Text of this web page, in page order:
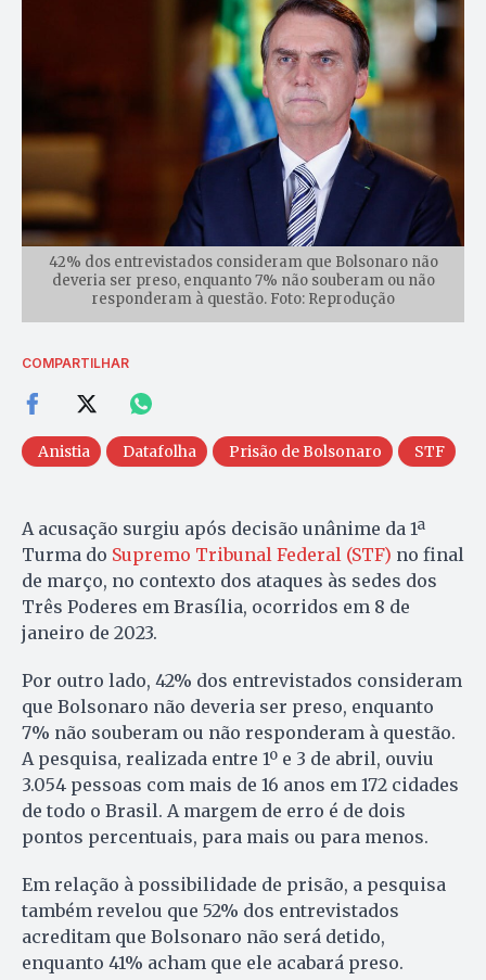
42% dos entrevistados consideram que Bolsonaro não
deveria ser preso, enquanto 7% não souberam ou não
responderam à questão. Foto: Reprodução
COMPARTILHAR
Anistia Datafolha Prisão de Bolsonaro STF
A acusação surgiu após decisão unânime da 1ª
Turma do Supremo Tribunal Federal (STF) no final
de março, no contexto dos ataques às sedes dos
Três Poderes em Brasília, ocorridos em 8 de
janeiro de 2023.
Por outro lado, 42% dos entrevistados consideram
que Bolsonaro não deveria ser preso, enquanto
7% não souberam ou não responderam à questão.
A pesquisa, realizada entre 1º e 3 de abril, ouviu
3.054 pessoas com mais de 16 anos em 172 cidades
de todo o Brasil. A margem de erro é de dois
pontos percentuais, para mais ou para menos.
Em relação à possibilidade de prisão, a pesquisa
também revelou que 52% dos entrevistados
acreditam que Bolsonaro não será detido,
enquanto 41% acham que ele acabará preso.